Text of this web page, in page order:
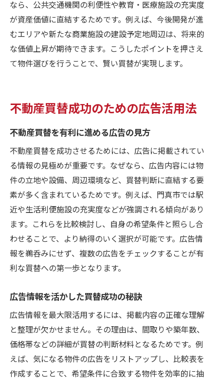
なら、公共交通機関の利便性や教育・医療施設の充実度
が資産価値に直結するためです。例えば、今後開発が進
むエリアや新たな商業施設の建設予定地周辺は、将来的
な価値上昇が期待できます。こうしたポイントを押さえ
て物件選びを行うことで、賢い買替が実現します。
不動産買替成功のための広告活用法
不動産買替を有利に進める広告の見方
不動産買替を成功させるためには、広告に掲載されてい
る情報の見極めが重要です。なぜなら、広告内容には物
件の立地や設備、周辺環境など、買替判断に直結する要
素が多く含まれているためです。例えば、門真市では駅
近や生活利便施設の充実度などが強調される傾向があり
ます。これらを比較検討し、自身の希望条件と照らし合
わせることで、より納得のいく選択が可能です。広告情
報を鵜呑みにせず、複数の広告をチェックすることが有
利な買替への第一歩となります。
広告情報を活かした買替成功の秘訣
広告情報を最大限活用するには、掲載内容の正確な理解
と整理が欠かせません。その理由は、間取りや築年数、
価格帯などの詳細が買替の判断材料となるためです。例
えば、気になる物件の広告をリストアップし、比較表を
作成することで、希望条件に合致する物件を効率的に抽